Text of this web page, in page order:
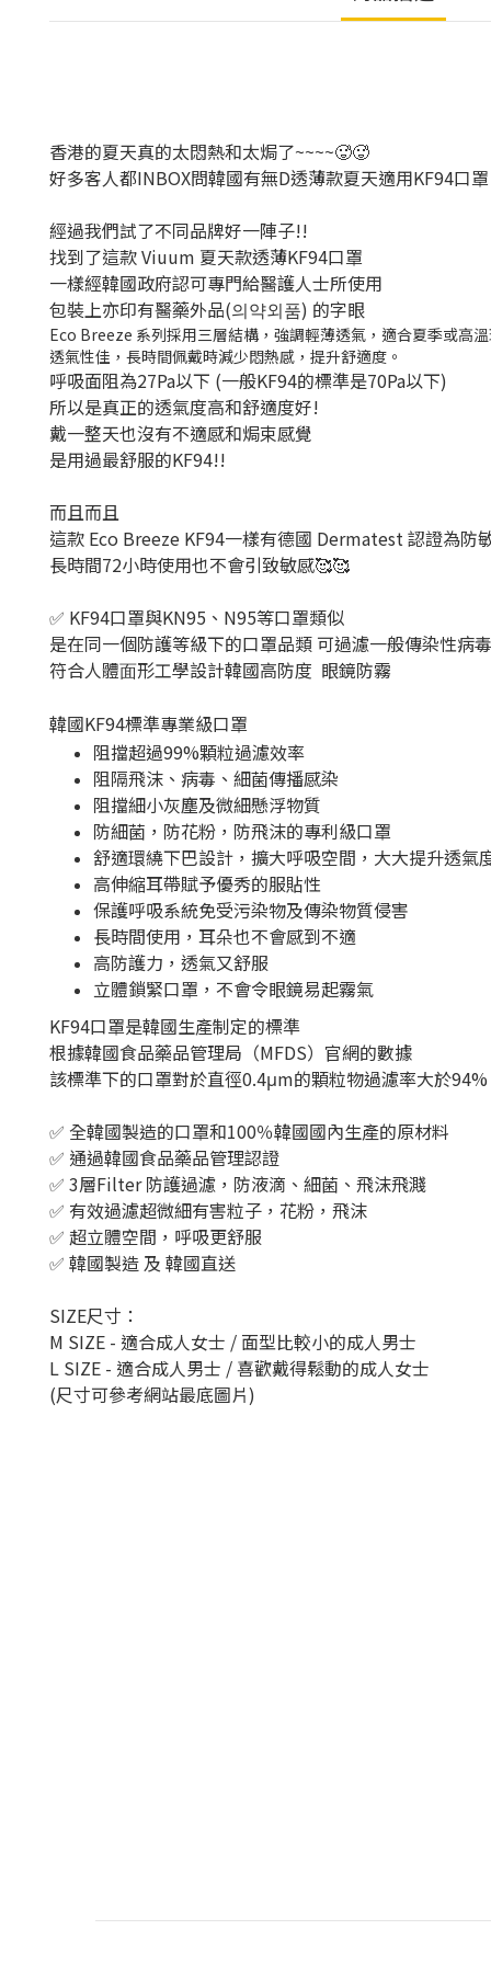
香港的夏天真的太悶熱和太焗了~~~~🥵🥵
好多客人都INBOX問韓國有無D透薄款夏天適用KF94口
經過我們試了不同品牌好一陣子!!
找到了這款 Viuum 夏天款透薄KF94口罩
一樣經韓國政府認可專門給醫護人士所使用
包裝上亦印有醫藥外品(의약외품) 的字眼
Eco Breeze 系列採用三層結構，強調輕薄透氣，適合夏季或高
透氣性佳，長時間佩戴時減少悶熱感，提升舒適度。
呼吸面阻為27Pa以下 (一般KF94的標準是70Pa以下)
所以是真正的透氣度高和舒適度好!
戴一整天也沒有不適感和焗束感覺
是用過最舒服的KF94!!
而且而且
這款 Eco Breeze KF94一樣有德國 Dermatest認證為防
長時間72小時使用也不會引致敏感🥰🥰
✅ KF94口罩與KN95、N95等口罩類似
是在同一個防護等級下的口罩品類 可過濾一般傳染性病毒
符合⼈體⾯形⼯學設計韓國高防度 眼鏡防霧
韓國KF94標準專業級口罩
阻擋超過99%顆粒過濾效率
阻隔飛沫、病毒、細菌傳播感染
阻擋細小灰塵及微細懸浮物質
防細菌，防花粉，防飛沫的專利級口罩
舒適環繞下巴設計，擴大呼吸空間，大大提升透
高伸縮耳帶賦予優秀的服貼性
保護呼吸系統免受污染物及傳染物質侵害
長時間使用，耳朵也不會感到不適
高防護力，透氣又舒服
立體鎖緊口罩，不會令眼鏡易起霧氣
KF94口罩是韓國生產制定的標準
根據韓國食品藥品管理局（MFDS）官網的數據
該標準下的口罩對於直徑0.4μm的顆粒物過濾率大於94%
✅ 全韓國製造的口罩和100％韓國國內生產的原材料
✅ 通過韓國食品藥品管理認證
✅ 3層Filter 防護過濾，防液滴、細菌、飛沫飛濺
✅ 有效過濾超微細有害粒子，花粉，飛沫
✅ 超立體空間，呼吸更舒服
✅ 韓國製造 及 韓國直送
SIZE尺寸：
M SIZE - 適合成人女士 / 面型比較小的成人男士
L SIZE - 適合成人男士 / 喜歡戴得鬆動的成人女士
(尺寸可參考網站最底圖片)